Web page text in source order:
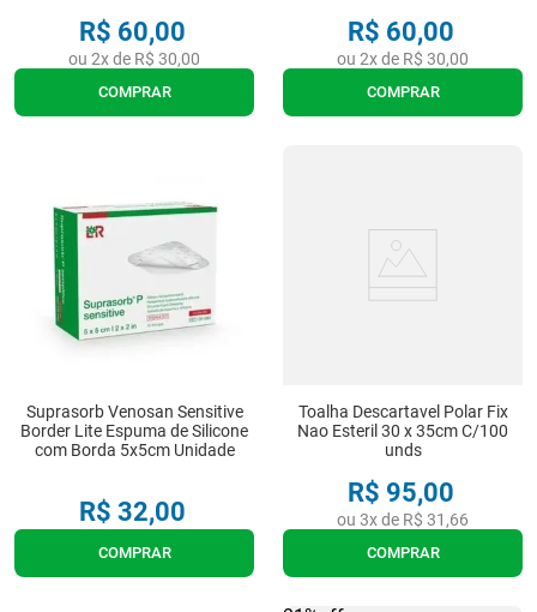
R$ 60,00
ou 2x de R$ 30,00
COMPRAR
R$ 60,00
ou 2x de R$ 30,00
COMPRAR
Suprasorb Venosan Sensitive
Border Lite Espuma de Silicone
com Borda 5x5cm Unidade
R$ 32,00
COMPRAR
Toalha Descartavel Polar Fix
Nao Esteril 30 x 35cm C/100
unds
R$ 95,00
ou 3x de R$ 31 ,66
COMPRAR